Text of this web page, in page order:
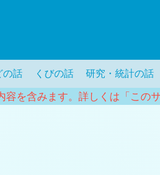
の話 くびの話 研究・統計の話
を含みます。詳しくは「この